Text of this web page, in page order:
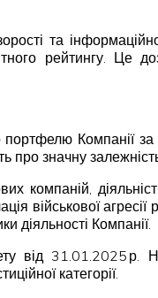
та
рейтингу. Це
портфелю Компанії
значну
компаній,
військової
діяльності Компанії.
від 31.01.2025 р.
категорії.